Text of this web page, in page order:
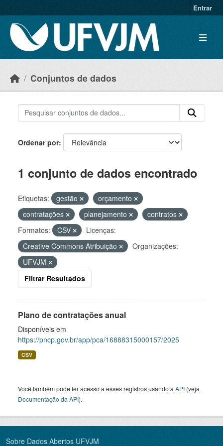
Entrar
Conjuntos de dados
Ordenar por
1 conjunto de dados encontrado
Etiquetas: gestão
orçamento
contratações
planejamento
contratos
Formatos:
CSV
Licenças:
Creative Commons Atribuição
Organizações:
UFVJM
Filtrar Resultados
Plano de contratações anual
Disponíveis em
https://pncp.gov.br/app/pca/16888315000157/2025
CSV
Você também pode ter acesso a esses registros usando a API (veja
Documentação da API).
Sobre Dados Abertos UFVJM